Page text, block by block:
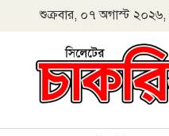
শুক্রবার, ০৭ অগাস্ট